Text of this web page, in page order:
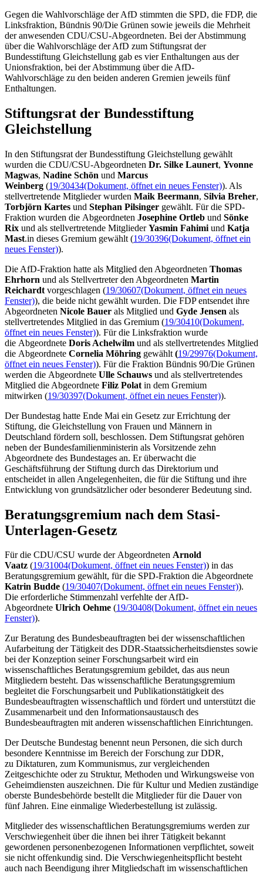
Gegen die Wahlvorschläge der AfD stimmten die SPD, die FDP, die
Linksfraktion, Bündnis 90/Die Grünen sowie jeweils die Mehrheit
der anwesenden CDU/CSU-Abgeordneten. Bei der Abstimmung
über die Wahlvorschläge der AfD zum Stiftungsrat der
Bundesstiftung Gleichstellung gab es vier Enthaltungen aus der
Unionsfraktion, bei der Abstimmung über die AfD-
Wahlvorschläge zu den beiden anderen Gremien jeweils fünf
Enthaltungen.
Stiftungsrat der Bundesstiftung
Gleichstellung
In den Stiftungsrat der Bundesstiftung Gleichstellung gewählt
wurden die CDU/CSU-Abgeordneten Dr. Silke Launert, Yvonne
Magwas, Nadine Schön und Marcus
Weinberg (19/30434(Dokument, öffnet ein neues Fenster)). Als
stellvertretende Mitglieder wurden Maik Beermann, Silvia Breher,
Torbjörn Kartes und Stephan Pilsinger gewählt. Für die SPD-
Fraktion wurden die Abgeordneten Josephine Ortleb und Sönke
Rix und als stellvertretende MitgliederYasmin Fahimi und Katja
Mast.in dieses Gremium gewählt (19/30396(Dokument, öffnet ein
neues Fenster)).
Die AfD-Fraktion hatte als Mitglied den Abgeordneten Thomas
Ehrhorn und als Stellvertreter den Abgeordneten Martin
Reichardt vorgeschlagen (19/30607(Dokument, öffnet ein neues
Fenster)), die beide nicht gewählt wurden. Die FDP entsendet ihre
Abgeordneten Nicole Bauer als Mitglied und Gyde Jensen als
stellvertretendes Mitglied in das Gremium (19/30410(Dokument,
öffnet ein neues Fenster)). Für die Linksfraktion wurde
die Abgeordnete Doris Achelwilm und als stellvertretendes Mitglied
die Abgeordnete Cornelia Möhring gewählt (19/29976(Dokument,
öffnet ein neues Fenster)). Für die Fraktion Bündnis 90/Die Grünen
werden die Abgeordnete Ulle Schauws und als stellvertretendes
Mitglied die Abgeordnete Filiz Polat in dem Gremium
mitwirken (19/30397(Dokument, öffnet ein neues Fenster)).
Der Bundestag hatte Ende Mai ein Gesetz zur Errichtung der
Stiftung, die Gleichstellung von Frauen und Männern in
Deutschland fördern soll, beschlossen. Dem Stiftungsrat gehören
neben der Bundesfamilienministerin als Vorsitzende zehn
Abgeordnete des Bundestages an. Er überwacht die
Geschäftsführung der Stiftung durch das Direktorium und
entscheidet in allen Angelegenheiten, die für die Stiftung und ihre
Entwicklung von grundsätzlicher oder besonderer Bedeutung sind.
Beratungsgremium nach dem Stasi-
Unterlagen-Gesetz
Für die CDU/CSU wurde der Abgeordneten Arnold
Vaatz (19/31004(Dokument, öffnet ein neues Fenster)) in das
Beratungsgremium gewählt, für die SPD-Fraktion die Abgeordnete
Katrin Budde (19/30407(Dokument, öffnet ein neues Fenster)).
Die erforderliche Stimmenzahl verfehlte der AfD-
Abgeordnete Ulrich Oehme (19/30408(Dokument, öffnet ein neues
Fenster)).
Zur Beratung des Bundesbeauftragten bei der wissenschaftlichen
Aufarbeitung der Tätigkeit des DDR-Staatssicherheitsdienstes sowie
bei der Konzeption seiner Forschungsarbeit wird ein
wissenschaftliches Beratungsgremium gebildet, das aus neun
Mitgliedern besteht. Das wissenschaftliche Beratungsgremium
begleitet die Forschungsarbeit und Publikationstätigkeit des
Bundesbeauftragten wissenschaftlich und fördert und unterstützt die
Zusammenarbeit und den Informationsaustausch des
Bundesbeauftragten mit anderen wissenschaftlichen Einrichtungen.
Der Deutsche Bundestag benennt neun Personen, die sich durch
besondere Kenntnisse im Bereich der Forschung zur DDR,
zu Diktaturen, zum Kommunismus, zur vergleichenden
Zeitgeschichte oder zu Struktur, Methoden und Wirkungsweise von
Geheimdiensten auszeichnen. Die für Kultur und Medien zuständige
oberste Bundesbehörde bestellt die Mitglieder für die Dauer von
fünf Jahren. Eine einmalige Wiederbestellung ist zulässig.
Mitglieder des wissenschaftlichen Beratungsgremiums werden zur
Verschwiegenheit über die ihnen bei ihrer Tätigkeit bekannt
gewordenen personenbezogenen Informationen verpflichtet, soweit
sie nicht offenkundig sind. Die Verschwiegenheitspflicht besteht
auch nach Beendigung ihrer Mitgliedschaft im wissenschaftlichen